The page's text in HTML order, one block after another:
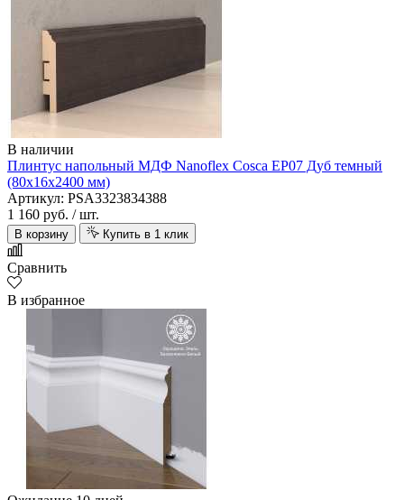
В наличии
Плинтус напольный МДФ Nanoflex Cosca ЕP07 Дуб темный
(80х16х2400 мм)
Артикул: PSA3323834388
1 160 руб. / шт.
В корзину Купить в 1 клик
Сравнить
В избранное